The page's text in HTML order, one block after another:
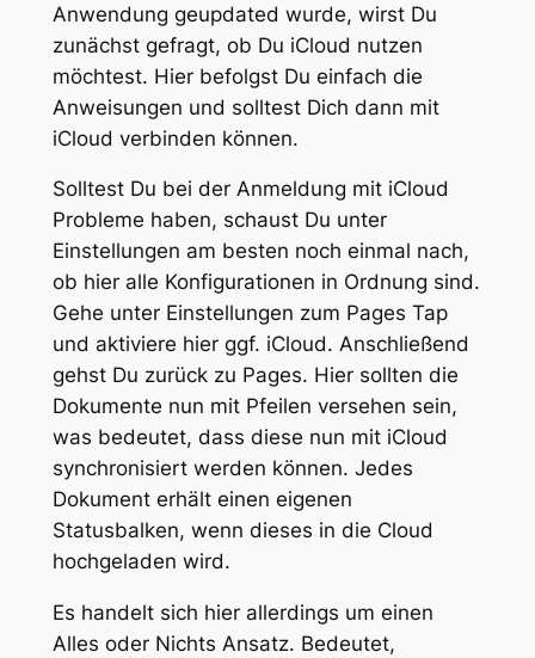
Anwendung geupdated wurde, wirst Du
zunächst gefragt, ob Du iCloud nutzen
möchtest. Hier befolgst Du einfach die
Anweisungen und solltest Dich dann mit
iCloud verbinden können.
Solltest Du bei der Anmeldung mit iCloud
Probleme haben, schaust Du unter
Einstellungen am besten noch einmal nach,
ob hier alle Konfigurationen in Ordnung sind.
Gehe unter Einstellungen zum Pages Tap
und aktiviere hier ggf. iCloud. Anschließend
gehst Du zurück zu Pages. Hier sollten die
Dokumente nun mit Pfeilen versehen sein,
was bedeutet, dass diese nun mit iCloud
synchronisiert werden können. Jedes
Dokument erhält einen eigenen
Statusbalken, wenn dieses in die Cloud
hochgeladen wird.
Es handelt sich hier allerdings um einen
Alles oder Nichts Ansatz. Bedeutet,